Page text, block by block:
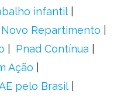
infantil
Novo Repartimento
Pnad Contínua
Ação
pelo Brasil